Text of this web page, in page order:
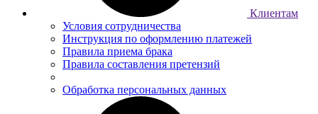
Клиентам
Условия сотрудничества
Инструкция по оформлению платежей
Правила приема брака
Правила составления претензий
Обработка персональных данных